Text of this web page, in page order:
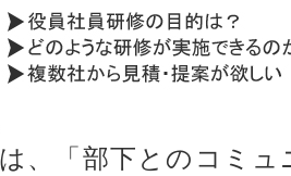
、「部下とのコミ